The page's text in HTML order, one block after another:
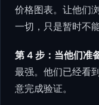
价格图表。让他们
一切，只是暂时不能
第 4 步：当他们准
最强。他们已经看
意完成验证。